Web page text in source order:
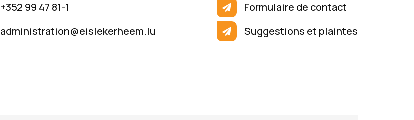
+352 99 47 81-1
administration@eislekerheem.lu
Formulaire de contact
Suggestions et plaintes